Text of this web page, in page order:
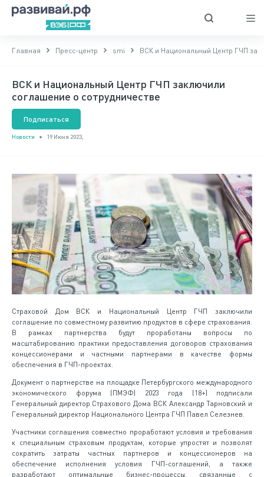
Главная Пресс-центр smi ВСК и Национальный Центр ГЧП
ВСК и Национальный Центр ГЧП заключили
соглашение о сотрудничестве
Подписаться
Новости 19 Июня 2023,
Страховой Дом ВСК и Национальный Центр ГЧП заключили
соглашение по совместному развитию продуктов в сфере страхования.
В рамках партнерства будут проработаны вопросы по
масштабированию практики предоставления договоров страхования
концессионерами и частными партнерами в качестве формы
обеспечения в ГЧП-проектах.
Документ о партнерстве на площадке Петербургского международного
экономического форума (ПМЭФ) 2023 года (18+) подписали
Генеральный директор Страхового Дома ВСК Александр Тарновский и
Генеральный директор Национального Центра ГЧП Павел Селезнев.
Участники соглашения совместно проработают условия и требования
к специальным страховым продуктам, которые упростят и позволят
сократить затраты частных партнеров и концессионеров на
обеспечение исполнения условия ГЧП-соглашений, а также
разработают оптимальные бизнес-процессы, связанные с